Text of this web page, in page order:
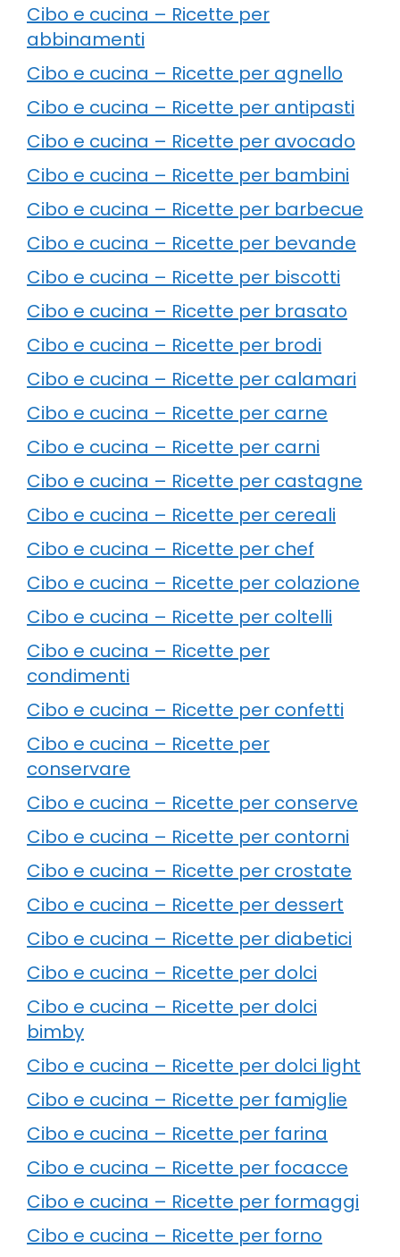
Cibo e cucina – Ricette per
abbinamenti
Cibo e cucina – Ricette per agnello
Cibo e cucina – Ricette per antipasti
Cibo e cucina – Ricette per avocado
Cibo e cucina – Ricette per bambini
Cibo e cucina – Ricette per barbecue
Cibo e cucina – Ricette per bevande
Cibo e cucina – Ricette per biscotti
Cibo e cucina – Ricette per brasato
Cibo e cucina – Ricette per brodi
Cibo e cucina – Ricette per calamari
Cibo e cucina – Ricette per carne
Cibo e cucina – Ricette per carni
Cibo e cucina – Ricette per castagne
Cibo e cucina – Ricette per cereali
Cibo e cucina – Ricette per chef
Cibo e cucina – Ricette per colazione
Cibo e cucina – Ricette per coltelli
Cibo e cucina – Ricette per
condimenti
Cibo e cucina – Ricette per confetti
Cibo e cucina – Ricette per
conservare
Cibo e cucina – Ricette per conserve
Cibo e cucina – Ricette per contorni
Cibo e cucina – Ricette per crostate
Cibo e cucina – Ricette per dessert
Cibo e cucina – Ricette per diabetici
Cibo e cucina – Ricette per dolci
Cibo e cucina – Ricette per dolci
bimby
Cibo e cucina – Ricette per dolci light
Cibo e cucina – Ricette per famiglie
Cibo e cucina – Ricette per farina
Cibo e cucina – Ricette per focacce
Cibo e cucina – Ricette per formaggi
Cibo e cucina – Ricette per forno